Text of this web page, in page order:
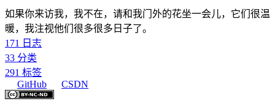
如果你来访我，我不在，请和我门外的花坐一会儿，它们很温
暖，我注视他们很多很多日子了。
171
日志
33 分类
291 标签
GitHub
CSDN